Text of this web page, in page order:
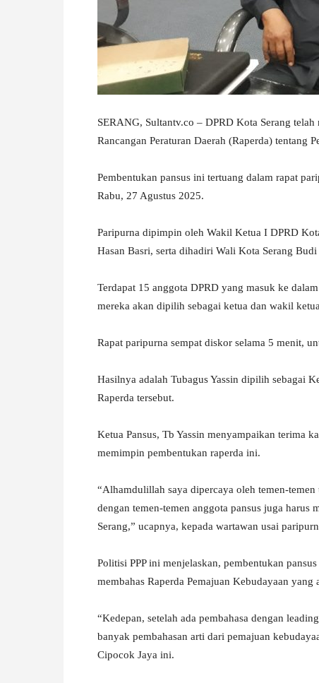
SERANG, Sultantv.co – DPRD Kota Serang
Rancangan Peraturan Daerah (Raperda) tentang
Pembentukan pansus ini tertuang dalam rapat
Rabu, 27 Agustus 2025.
Paripurna dipimpin oleh Wakil Ketua I DPRD
Hasan Basri, serta dihadiri Wali Kota Serang Budi
Terdapat 15 anggota DPRD yang masuk ke
mereka akan dipilih sebagai ketua dan wakil
Rapat paripurna sempat diskor selama 5 menit,
Hasilnya adalah Tubagus Yassin dipilih sebagai
Raperda tersebut.
Ketua Pansus, Tb Yassin menyampaikan terima
memimpin pembentukan raperda ini.
“Alhamdulillah saya dipercaya oleh temen-
dengan temen-temen anggota pansus juga
Serang,” ucapnya, kepada wartawan usai
Politisi PPP ini menjelaskan, pembentukan
membahas Raperda Pemajuan Kebudayaan
“Kedepan, setelah ada pembahasa dengan
banyak pembahasan arti dari pemajuan
Cipocok Jaya ini.